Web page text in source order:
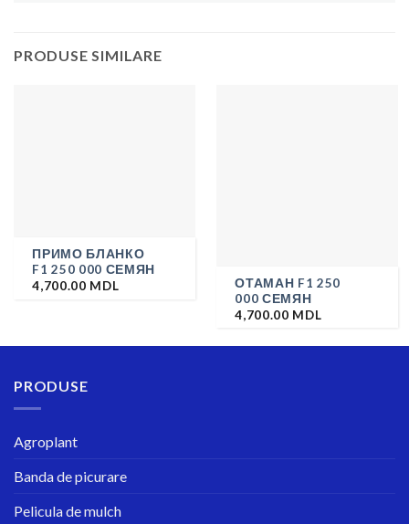
PRODUSE SIMILARE
ПРИМО БЛАНКО
F1 250 000 СЕМЯН
4,700.00 MDL
ОТАМАН F1 250
000 СЕМЯН
4,700.00 MDL
PRODUSE
Agroplant
Banda de picurare
Pelicula de mulch